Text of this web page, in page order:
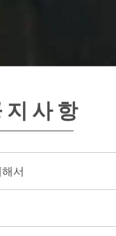
지사항
서